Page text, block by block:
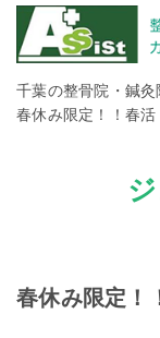
千葉の整骨院・鍼灸
春休み限定！！春活
春休み限定！